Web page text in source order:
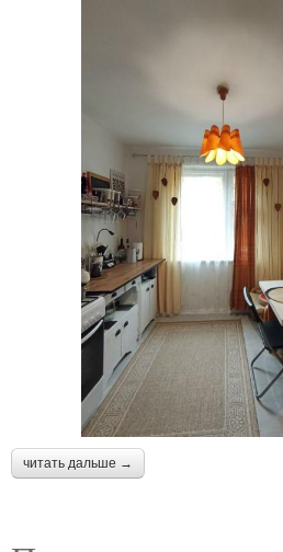
читать дальше →